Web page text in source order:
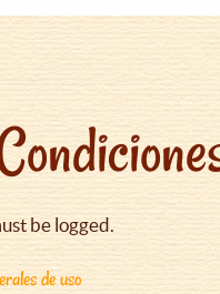
be logged.
de uso